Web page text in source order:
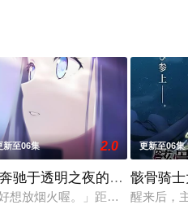
作决定。
新至06集 2.0
驰于透明之夜的你，谈一场
好想放烟火喔。」距离放烟火的
更新至06集
骸骨骑
醒来后，